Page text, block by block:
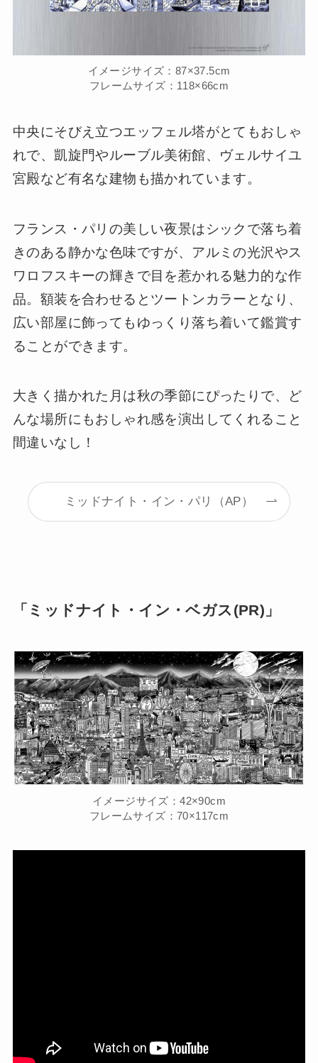
イメージサイズ：87×37.5cm
フレームサイズ：118×66cm
中央にそびえ立つエッフェル塔がとてもおしゃ
れで、凱旋門やルーブル美術館、ヴェルサイユ
宮殿など有名な建物も描かれています。
フランス・パリの美しい夜景はシックで落ち着
きのある静かな色味ですが、アルミの光沢やス
ワロフスキーの輝きで目を惹かれる魅力的な作
品。額装を合わせるとツートンカラーとなり、
広い部屋に飾ってもゆっくり落ち着いて鑑賞す
ることができます。
大きく描かれた月は秋の季節にぴったりで、ど
んな場所にもおしゃれ感を演出してくれること
間違いなし！
ミッドナイト・イン・パリ（AP）
「ミッドナイト・イン・ベガス(PR)」
イメージサイズ：42×90cm
フレームサイズ：70×117cm